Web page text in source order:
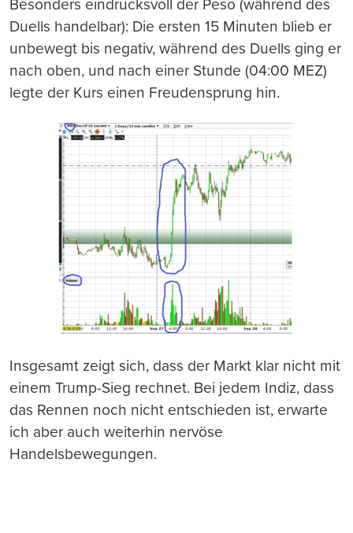
Besonders eindrucksvoll der Peso (während des
Duells handelbar): Die ersten 15 Minuten blieb er
unbewegt bis negativ, während des Duells ging er
nach oben, und nach einer Stunde (04:00 MEZ)
legte der Kurs einen Freudensprung hin.
Insgesamt zeigt sich, dass der Markt klar nicht mit
einem Trump-Sieg rechnet. Bei jedem Indiz, dass
das Rennen noch nicht entschieden ist, erwarte
ich aber auch weiterhin nervöse
Handelsbewegungen.